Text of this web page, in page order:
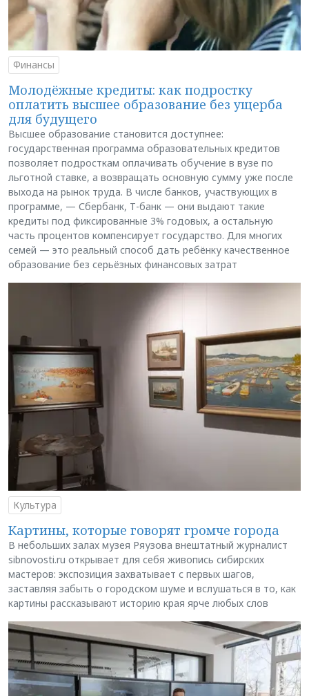
Финансы
Молодёжные кредиты: как подростку
оплатить высшее образование без ущерба
для будущего
Высшее образование становится доступнее:
государственная программа образовательных кредитов
позволяет подросткам оплачивать обучение в вузе по
льготной ставке, а возвращать основную сумму уже после
выхода на рынок труда. В числе банков, участвующих в
программе, — Сбербанк, Т-банк — они выдают такие
кредиты под фиксированные 3% годовых, а остальную
часть процентов компенсирует государство. Для многих
семей — это реальный способ дать ребёнку качественное
образование без серьёзных финансовых затрат
Культура
Картины, которые говорят громче города
В небольших залах музея Ряузова внештатный журналист
sibnovosti.ru открывает для себя живопись сибирских
мастеров: экспозиция захватывает с первых шагов,
заставляя забыть о городском шуме и вслушаться в то, как
картины рассказывают историю края ярче любых слов